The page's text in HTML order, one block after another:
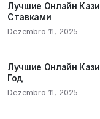
Лучшие Онлайн
Ставками
Dezembro 11, 2025
Лучшие Онлайн
Год
Dezembro 11, 2025